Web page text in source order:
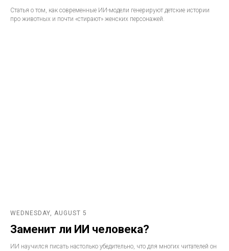
Статья о том, как современные ИИ-модели генерируют детские истории
про животных и почти «стирают» женских персонажей.
WEDNESDAY, AUGUST 5
Заменит ли ИИ человека?
ИИ научился писать настолько убедительно, что для многих читателей он